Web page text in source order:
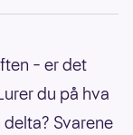
– er det
du på hva
Svarene